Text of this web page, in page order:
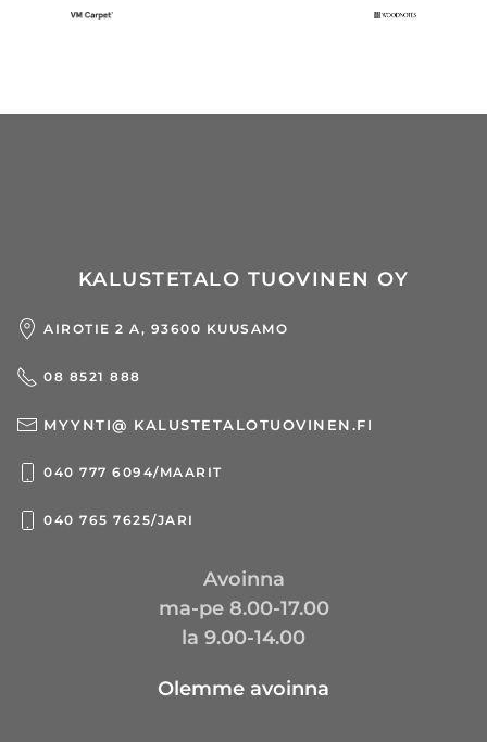
KALUSTETALO TUOVINEN OY
AIROTIE 2 A, 93600 KUUSAMO
08 8521 888
MYYNTI@ KALUSTETALOTUOVINEN.FI
040 777 6094/MAARIT
040 765 7625/JARI
Avoinna
ma-pe 8.00-17.00
la 9.00-14.00
Olemme avoinna